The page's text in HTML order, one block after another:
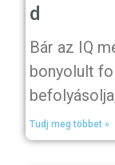
d
Bár az IQ
bonyolult
Tudj meg többet »